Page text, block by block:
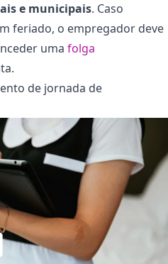
e municipais. Caso
feriado, o empregador deve
uma folga
de jornada de